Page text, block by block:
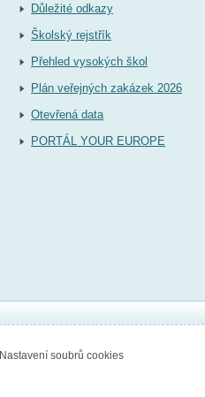
Důležité odkazy
Školský rejstřík
Přehled vysokých škol
Plán veřejných zakázek 2026
Otevřená data
PORTÁL YOUR EUROPE
Nastavení soubrů cookies